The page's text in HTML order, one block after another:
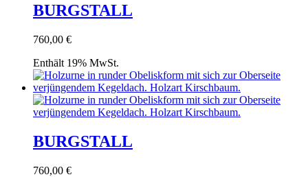
BURGSTALL
760,00 €
Enthält 19% MwSt.
BURGSTALL
760,00 €